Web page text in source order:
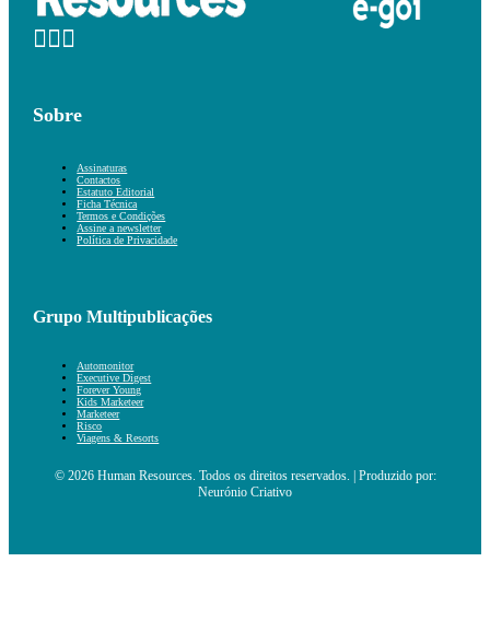
Sobre
Assinaturas
Contactos
Estatuto Editorial
Ficha Técnica
Termos e Condições
Assine a newsletter
Política de Privacidade
Grupo Multipublicações
Automonitor
Executive Digest
Forever Young
Kids Marketeer
Marketeer
Risco
Viagens & Resorts
© 2026 Human Resources. Todos os direitos reservados. | Produzido por:
Neurónio Criativo